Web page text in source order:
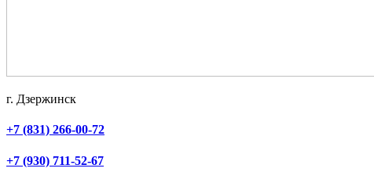
г. Дзержинск
+7 (831) 266-00-72
+7 (930) 711-52-67